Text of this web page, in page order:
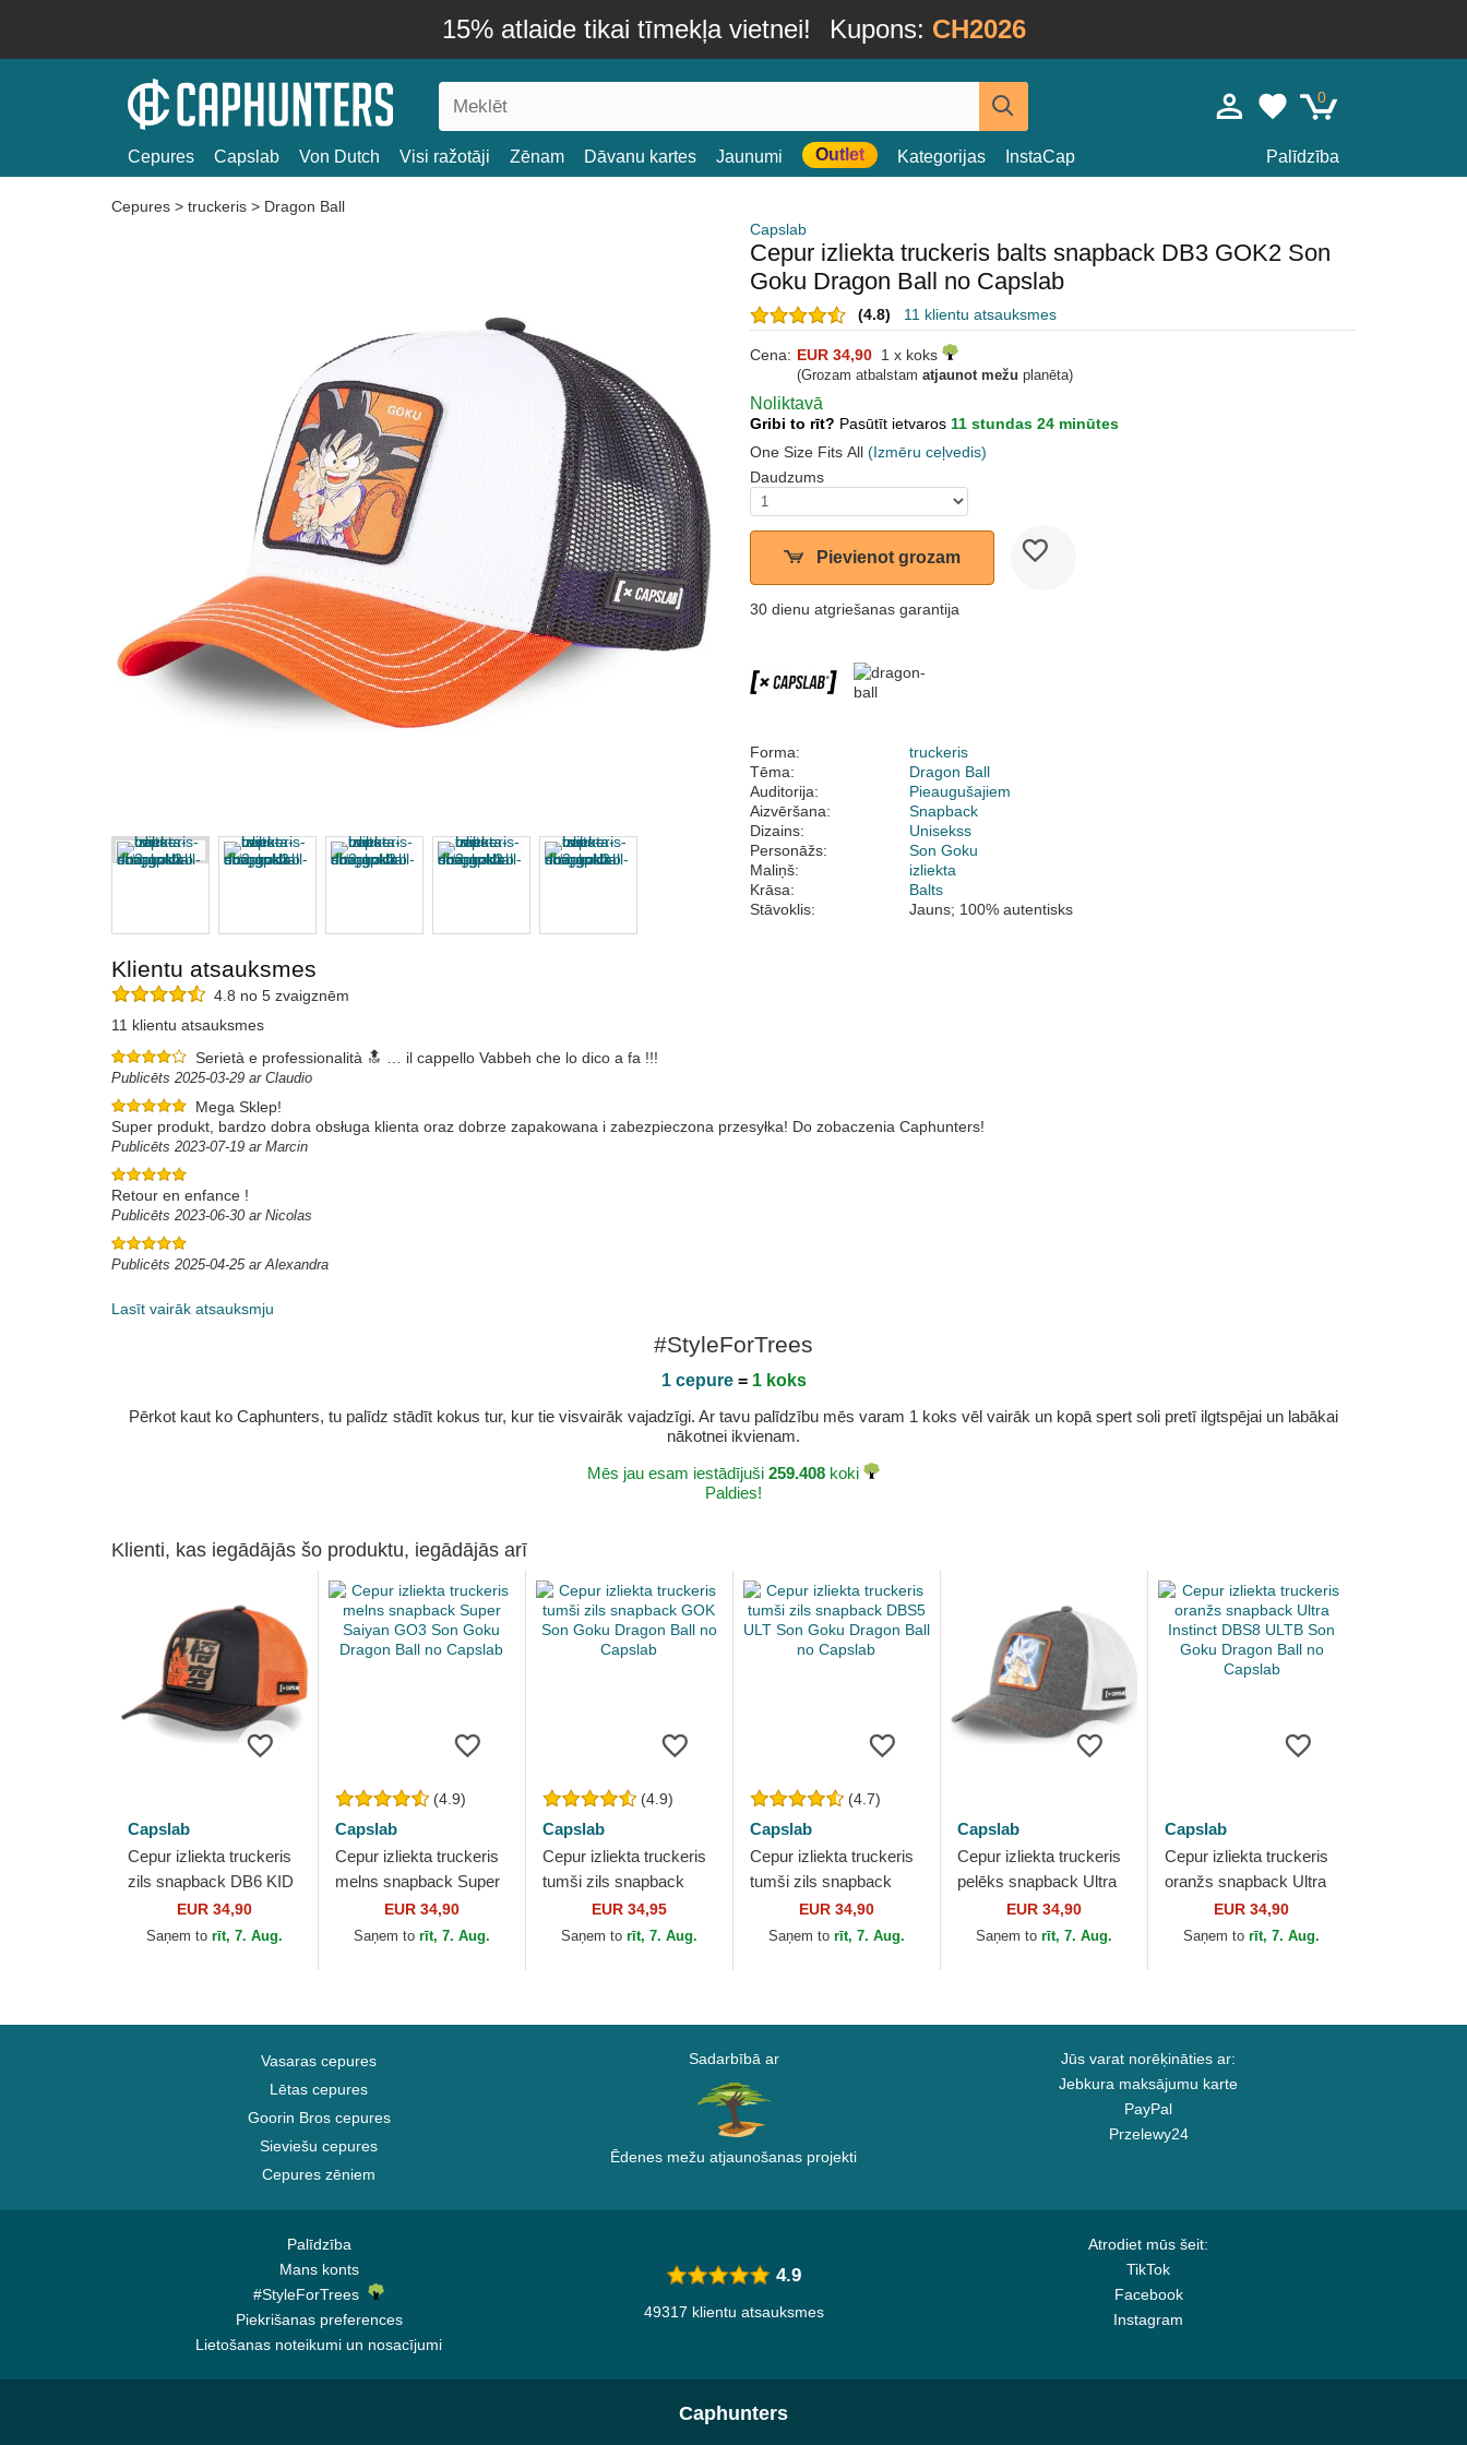
15% atlaide tikai tīmekļa vietnei! Kupons: CH2026
0
Cepures Capslab Von Dutch Visi ražotāji Zēnam Dāvanu kartes Jaunumi Outlet Kategorijas InstaCap Palīdzība
Cepures > truckeris > Dragon Ball
Capslab
Cepur izliekta truckeris balts snapback DB3 GOK2 Son
Goku Dragon Ball no Capslab
(4.8) 11 klientu atsauksmes
Cena: EUR 34,90 1 x koks
(Grozam atbalstam atjaunot mežu planēta)
Noliktavā
Gribi to rīt? Pasūtīt ietvaros 11 stundas 24 minūtes
One Size Fits All (Izmēru ceļvedis)
Daudzums
Pievienot grozam
30 dienu atgriešanas garantija
Forma:
truckeris
Tēma:
Dragon Ball
Auditorija:
Pieaugušajiem
Aizvēršana:
Snapback
Dizains:
Unisekss
Personāžs:
Son Goku
Maliņš:
izliekta
Krāsa:
Balts
Stāvoklis:
Jauns; 100% autentisks
Klientu atsauksmes
4.8 no 5 zvaigznēm
11 klientu atsauksmes
Serietà e professionalità 🔝 … il cappello Vabbeh che lo dico a fa !!!
Publicēts 2025-03-29 ar Claudio
Mega Sklep!
Super produkt, bardzo dobra obsługa klienta oraz dobrze zapakowana i zabezpieczona przesyłka! Do zobaczenia Caphunters!
Publicēts 2023-07-19 ar Marcin
Retour en enfance !
Publicēts 2023-06-30 ar Nicolas
Publicēts 2025-04-25 ar Alexandra
Lasīt vairāk atsauksmju
#StyleForTrees
1 cepure= 1 koks
Pērkot kaut ko Caphunters, tu palīdz stādīt kokus tur, kur tie visvairāk vajadzīgi. Ar tavu palīdzību mēs varam 1 koks vēl vairāk un kopā spert soli pretī ilgtspējai un labākai
nākotnei ikvienam.
Mēs jau esam iestādījuši 259.408 koki
Paldies!
Klienti, kas iegādājās šo produktu, iegādājās arī
Capslab
Cepur izliekta truckeris
zils snapback DB6 KID
Son Goku Dragon Ball
no Capslab
EUR 34,90
Saņem to rīt, 7. Aug.
(4.9)
Capslab
Cepur izliekta truckeris
melns snapback Super
Saiyan GO3 Son Goku
Dragon Ball no Capslab
EUR 34,90
Saņem to rīt, 7. Aug.
(4.9)
Capslab
Cepur izliekta truckeris
tumši zils snapback
GOK Son Goku Dragon
Ball no Capslab
EUR 34,95
Saņem to rīt, 7. Aug.
(4.7)
Capslab
Cepur izliekta truckeris
tumši zils snapback
DBS5 ULT Son Goku
Dragon Ball no Capslab
EUR 34,90
Saņem to rīt, 7. Aug.
Capslab
Cepur izliekta truckeris
pelēks snapback Ultra
Instinct DBS8 GOKB
Son Goku Dragon Ball
EUR 34,90
Saņem to rīt, 7. Aug.
Capslab
Cepur izliekta truckeris
oranžs snapback Ultra
Instinct DBS8 ULTB
Son Goku Dragon Ball
EUR 34,90
Saņem torīt, 7. Aug.
Vasaras cepures
Lētas cepures
Goorin Bros cepures
Sieviešu cepures
Cepures zēniem
Sadarbībā ar
Ēdenes mežu atjaunošanas projekti
Jūs varat norēķināties ar:
Jebkura maksājumu karte
PayPal
Przelewy24
Palīdzība
Mans konts
#StyleForTrees
Piekrišanas preferences
Lietošanas noteikumi un nosacījumi
Atrodiet mūs šeit:
TikTok
Facebook
Instagram
4.9
49317 klientu atsauksmes
Caphunters